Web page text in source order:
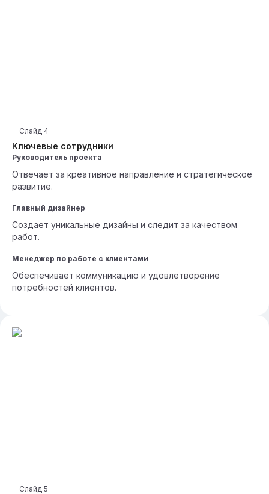
Ключевые сотрудники
Слайд 4
Руководитель проекта
Отвечает за креативное направление и стратегическое
развитие.
Главный дизайнер
Создает уникальные дизайны и следит за качеством
работ.
Менеджер по работе с клиентами
Обеспечивает коммуникацию и удовлетворение
потребностей клиентов.
Слайд 5